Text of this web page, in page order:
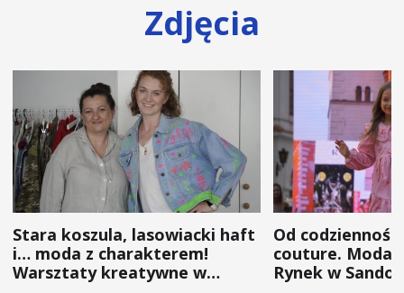
Zdjęcia
Stara koszula, lasowiacki haft
i… moda z charakterem!
Warsztaty kreatywne w
Od
couture. Moda
Rynek w